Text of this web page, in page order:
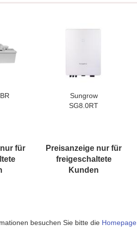
für
Sungrow
SG8.0RT
Preisanzeige nur für
freigeschaltete
Kunden
besuchen Sie bitte die Homepage